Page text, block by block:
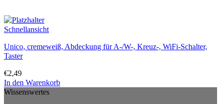
Schnellansicht
Unico, cremeweiß, Abdeckung für A-/W-, Kreuz-, WiFi-Schalter,
Taster
€2,49
In den Warenkorb
Wissenswertes